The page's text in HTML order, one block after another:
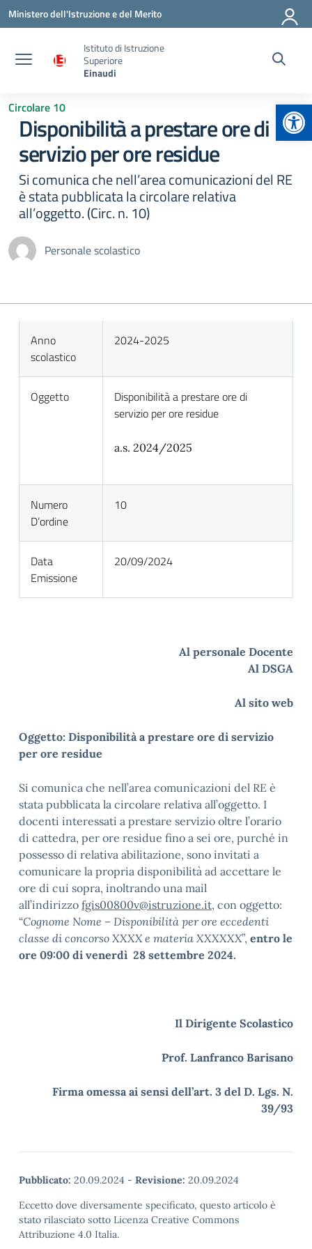
Vai ai contenuti
Vai al menu di navigazione
Vai al footer
Ministero dell'Istruzione e del Merito
Istituto di Istruzione
Superiore
Einaudi
Circolare 10
Disponibilità a prestare ore di
servizio per ore residue
Si comunica che nell’area comunicazioni del RE
è stata pubblicata la circolare relativa
all’oggetto. (Circ. n. 10)
Personale scolastico
Anno
scolastico
2024-2025
Oggetto
Disponibilità a prestare ore di
servizio per ore residue
a.s. 2024/2025
Numero
D’ordine
10
Data
Emissione
20/09/2024
Al personale Docente
Al DSGA
Al sito web
Oggetto: Disponibilità a prestare ore di servizio
per ore residue
Si comunica che nell’area comunicazioni del RE è
stata pubblicata la circolare relativa all’oggetto. I
docenti interessati a prestare servizio oltre l’orario
di cattedra, per ore residue fino a sei ore, purché in
possesso di relativa abilitazione, sono invitati a
comunicare la propria disponibilità ad accettare le
ore di cui sopra, inoltrando una mail
all’indirizzo fgis00800v@istruzione.it, con oggetto:
“Cognome Nome – Disponibilità per ore eccedenti
classe di concorso XXXX e materia XXXXXX”, entro le
ore 09:00 di venerdì 28 settembre 2024.
Il Dirigente Scolastico
Prof. Lanfranco Barisano
Firma omessa ai sensi dell’art. 3 del D. Lgs. N.
39/93
Pubblicato: 20.09.2024 - Revisione: 20.09.2024
Eccetto dove diversamente specificato, questo articolo è
stato rilasciato sotto Licenza Creative Commons
Attribuzione 4.0 Italia.